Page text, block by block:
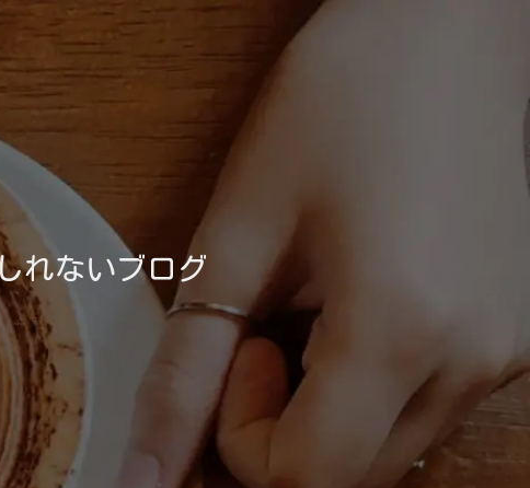
れないブログ